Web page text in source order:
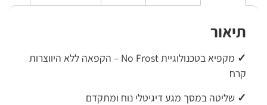
מקפיא בטכנולוגיית No Frost – הקפאה ללא היווצרות
שליטה במסך מגע דיגיטלי נוח ומתקדם